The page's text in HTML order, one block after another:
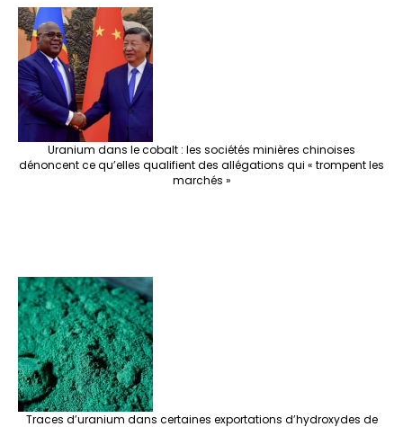
Uranium dans le cobalt : les sociétés minières chinoises
dénoncent ce qu’elles qualifient des allégations qui « trompent les
marchés »
Traces d’uranium dans certaines exportations d’hydroxydes de